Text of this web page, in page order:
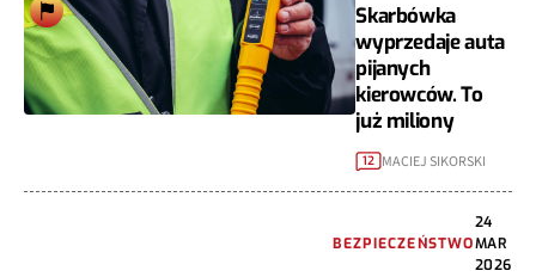
Skarbówka
wyprzedaje auta
pijanych
kierowców. To
już miliony
12 MACIEJ SIKORSKI
BEZPIECZEŃSTWO
24
MAR
2026